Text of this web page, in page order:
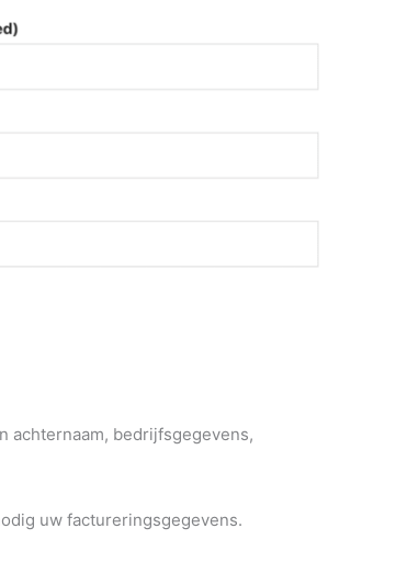
achternaam, bedrijfsgegevens,
uw factureringsgegevens.